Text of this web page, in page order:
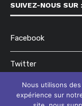
SUIVEZ-NOUS SUR :
Facebook
Twitter
Instagram
Nous utilisons
expérience sur